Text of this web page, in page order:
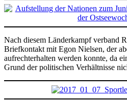
Nach diesem Länderkampf verband
Briefkontakt mit Egon Nielsen, der
aufrechterhalten werden konnte, da
Grund der politischen Verhältnisse